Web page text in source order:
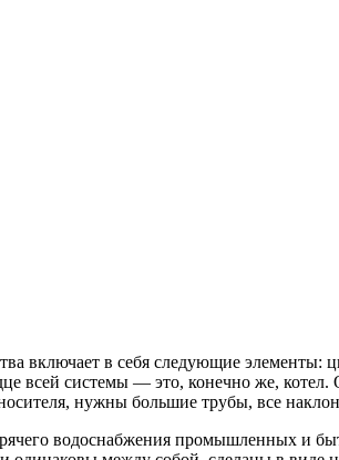
включает в себя следующие элементы:
всей системы — это, конечно же,
нужны большие трубы, все
водоснабжения промышленных и